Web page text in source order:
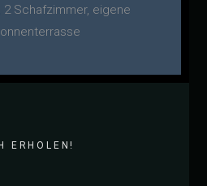
Schafzimmer, eigene
ERHOLEN!